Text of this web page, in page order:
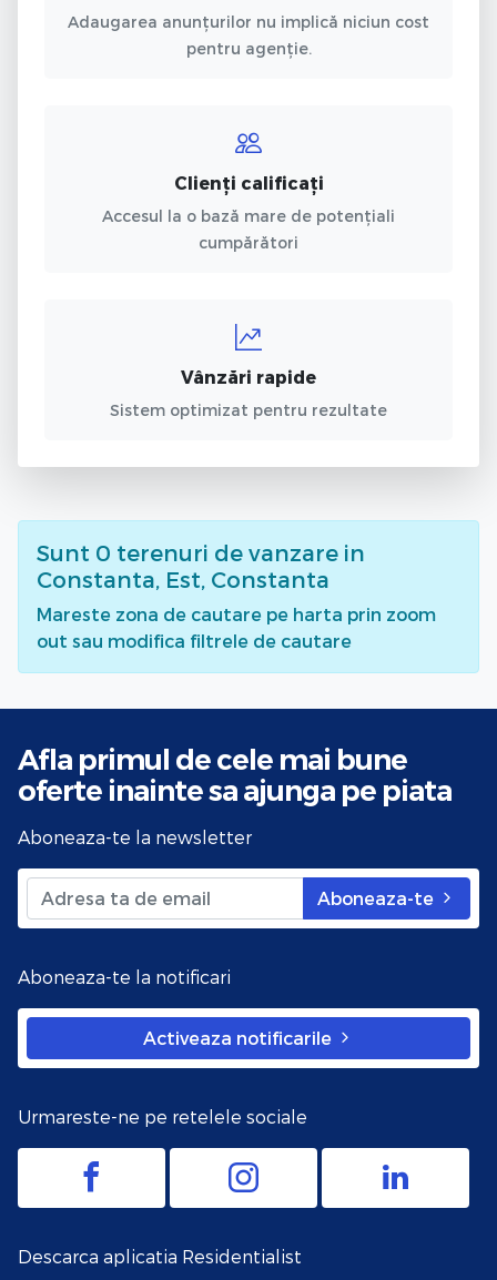
Adaugarea anunțurilor nu implică niciun cost
pentru agenție.
Clienți calificați
Accesul la o bază mare de potențiali
cumpărători
Vânzări rapide
Sistem optimizat pentru rezultate
Sunt 0 terenuri de vanzare in
Constanta, Est, Constanta
Mareste zona de cautare pe harta prin zoom
out sau modifica filtrele de cautare
Afla primul de cele mai bune
oferte inainte sa ajunga pe piata
Aboneaza-te la newsletter
Aboneaza-te
Aboneaza-te la notificari
Activeaza notificarile
Urmareste-ne pe retelele sociale
Descarca aplicatia Residentialist